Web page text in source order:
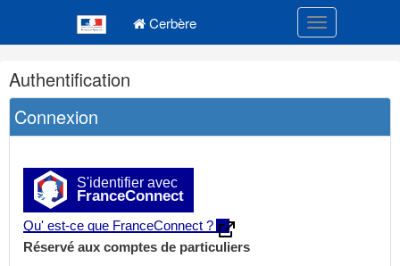
Cerbère Toggle
Navigation
et
outils
annexes
Authentification
Connexion
S'identifier avec
FranceConnect
Qu' est-ce que FranceConnect ?
Réservé aux comptes de particuliers